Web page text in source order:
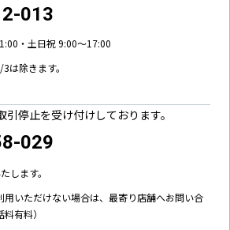
013
・土日祝 9:00～17:00
除きます。
停止を受け付けしております。
029
します。
用いただけない場合は、最寄り店舗へお問い合
有料）